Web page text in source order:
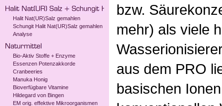
Halit Nat(UR)Salz gemahlen
Schungit Halit Nat(UR)Salz gemahlen
Analyse
Bio-Aktiv Stoffe + Enzyme
Essenzen Potenzakkorde
Cranbeeries
Manuka Honig
Bioverfügbare Vitamine
Hildegard von Bingen
EM orig. effektive Mikroorganismen
bzw.
mehr) als viele
aus dem PRO
basischen